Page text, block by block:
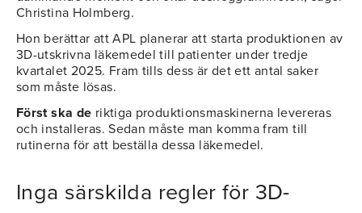
Christina Holmberg.
Hon berättar att APL planerar att starta produktionen av
3D-utskrivna läkemedel till patienter under tredje
kvartalet 2025. Fram tills dess är det ett antal saker
som måste lösas.
Först ska de riktiga produktionsmaskinerna levereras
och installeras. Sedan måste man komma fram till
rutinerna för att beställa dessa läkemedel.
Inga särskilda regler för 3D-